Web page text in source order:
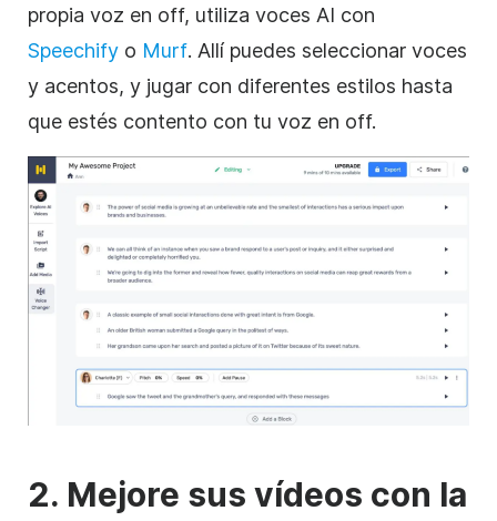
propia voz en off, utiliza voces AI con
Speechify o Murf. Allí puedes seleccionar voces
y acentos, y jugar con diferentes estilos hasta
que estés contento con tu voz en off.
2. Mejore sus vídeos con la